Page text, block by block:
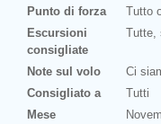
Punto di forza
Tutto
Escursioni
consigliate
Tutte,
Note sul volo
Ci
Consigliato a
Tutti
Mese